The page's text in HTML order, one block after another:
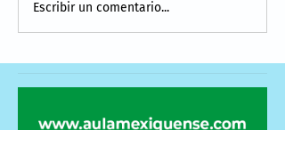
Escribir un comentario...